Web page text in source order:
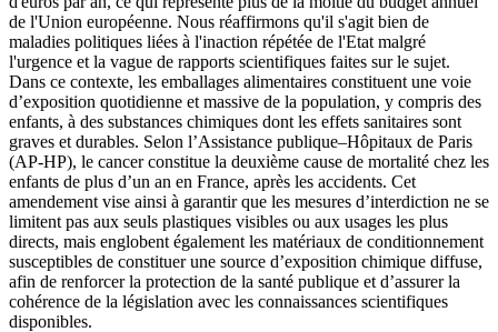
de l'Union européenne. Nous réaffirmons qu'il s'agit bien de
maladies politiques liées à l'inaction répétée de l'Etat malgré
l'urgence et la vague de rapports scientifiques faites sur le sujet.
Dans ce contexte, les emballages alimentaires constituent une voie
d’exposition quotidienne et massive de la population, y compris des
enfants, à des substances chimiques dont les effets sanitaires sont
graves et durables. Selon l’Assistance publique–Hôpitaux de Paris
(AP-HP), le cancer constitue la deuxième cause de mortalité chez les
enfants de plus d’un an en France, après les accidents. Cet
amendement vise ainsi à garantir que les mesures d’interdiction ne se
limitent pas aux seuls plastiques visibles ou aux usages les plus
directs, mais englobent également les matériaux de conditionnement
susceptibles de constituer une source d’exposition chimique diffuse,
afin de renforcer la protection de la santé publique et d’assurer la
cohérence de la législation avec les connaissances scientifiques
disponibles.